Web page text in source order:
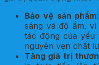
Bảo vệ sản phẩm
sáng và độ ẩm,
tác động của yếu
nguyên vẹn chất
Tăng giá trị